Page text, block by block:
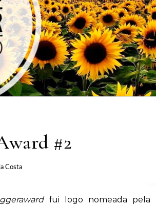
#2
Costa
fui logo nomeada pela